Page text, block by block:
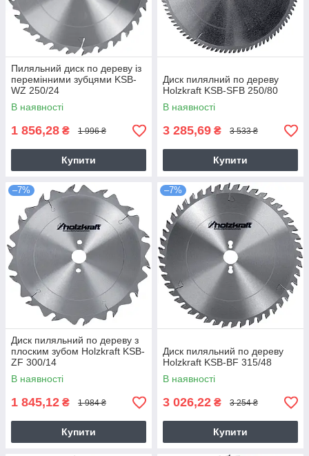
Пиляльний диск по дереву із
перемінними зубцями KSB-
WZ 250/24
В наявності
1 856,28 ₴ 1 996 ₴
Купити
Диск пилялний по дереву
Holzkraft KSB-SFB 250/80
В наявності
3 285,69 ₴ 3 533 ₴
Купити
–7%
Диск пиляльний по дереву з
плоским зубом Holzkraft KSB-
ZF 300/14
В наявності
1 845,12 ₴ 1 984 ₴
Купити
–7%
Диск пиляльний по дереву
Holzkraft KSB-BF 315/48
В наявності
3 026,22 ₴ 3 254 ₴
Купити